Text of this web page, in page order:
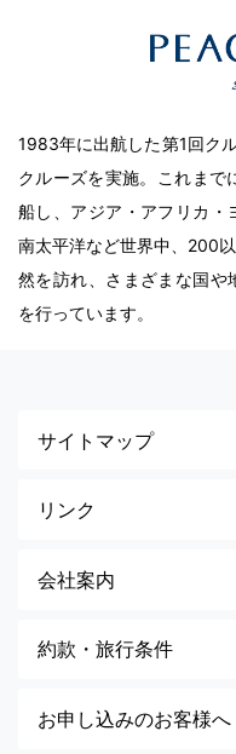
1983年に出航した第1回ク
クルーズを実施。これまで
船し、アジア・アフリカ・
南太平洋など世界中、200
然を訪れ、さまざまな国や
を行っています。
サイトマップ
リンク
会社案内
約款・旅行条件
お申し込みのお客様へ